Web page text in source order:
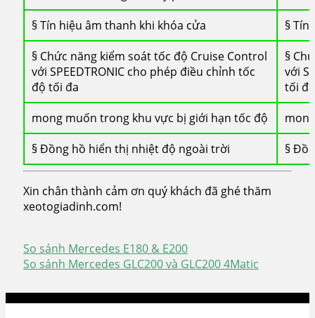
§ Tín hiệu âm thanh khi khóa cửa
§ Tín
§ Chức năng kiểm soát tốc độ Cruise Control
với SPEEDTRONIC cho phép điều chỉnh tốc
độ tối đa
§
với
tối đa
mong muốn trong khu vực bị giới hạn tốc độ
§ Đồng hồ hiển thị nhiệt độ ngoài trời
§
Xin chân thành cảm ơn quý khách đã ghé thăm
xeotogiadinh.com!
Điều
hướng
So sánh Mercedes E180 & E200
So sánh Mercedes GLC200 và GLC200 4Matic